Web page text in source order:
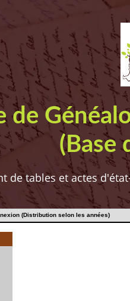
de
(Base
de tables et actes
(Distribution selon les années)